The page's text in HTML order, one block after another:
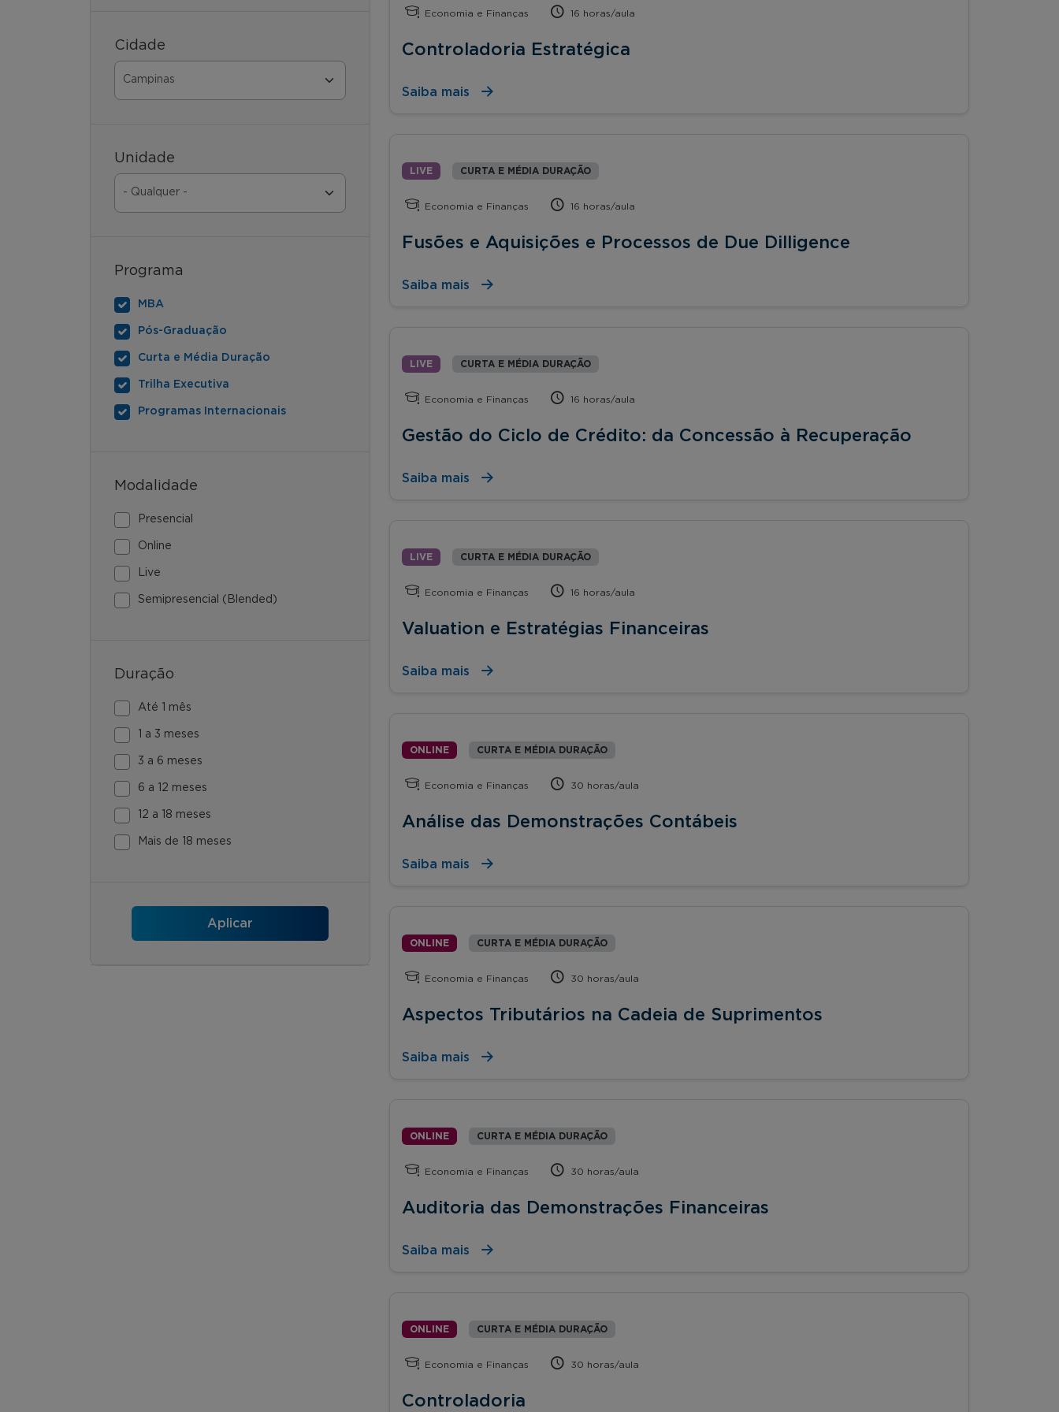
Cidade
Unidade
Programa
MBA
Pós-Graduação
Curta e Média Duração
Trilha Executiva
Programas Internacionais
Modalidade
Presencial
Online
Live
Semipresencial (Blended)
Duração
Até 1 mês
1 a 3 meses
3 a 6 meses
6 a 12 meses
12 a 18 meses
Mais de 18 meses
Economia e Finanças 16 horas/aula
Controladoria Estratégica
Saiba mais
LIVE CURTA E MÉDIA DURAÇÃO
Economia e Finanças 16 horas/aula
Fusões e Aquisições e Processos de Due Dilligence
Saiba mais
LIVE CURTA E MÉDIA DURAÇÃO
Economia e Finanças 16 horas/aula
Gestão do Ciclo de Crédito: da Concessão à Recuperação
Saiba mais
LIVE CURTA E MÉDIA DURAÇÃO
Economia e Finanças 16 horas/aula
Valuation e Estratégias Financeiras
Saiba mais
ONLINE CURTA E MÉDIA DURAÇÃO
Economia e Finanças 30 horas/aula
Análise das Demonstrações Contábeis
Saiba mais
ONLINE CURTA E MÉDIA DURAÇÃO
Economia e Finanças 30 horas/aula
Aspectos Tributários na Cadeia de Suprimentos
Saiba mais
ONLINE CURTA E MÉDIA DURAÇÃO
Economia e Finanças 30 horas/aula
Auditoria das Demonstrações Financeiras
Saiba mais
ONLINE CURTA E MÉDIA DURAÇÃO
Economia e Finanças 30 horas/aula
Controladoria